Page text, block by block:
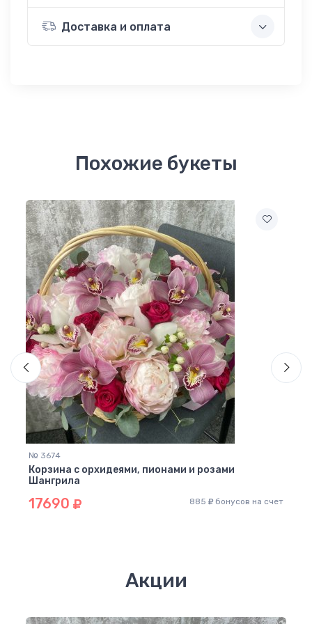
Доставка и оплата
Похожие букеты
№ 3674
Корзина с орхидеями, пионами и розами
Шангрила
17690 885 бонусов на счет
Акции